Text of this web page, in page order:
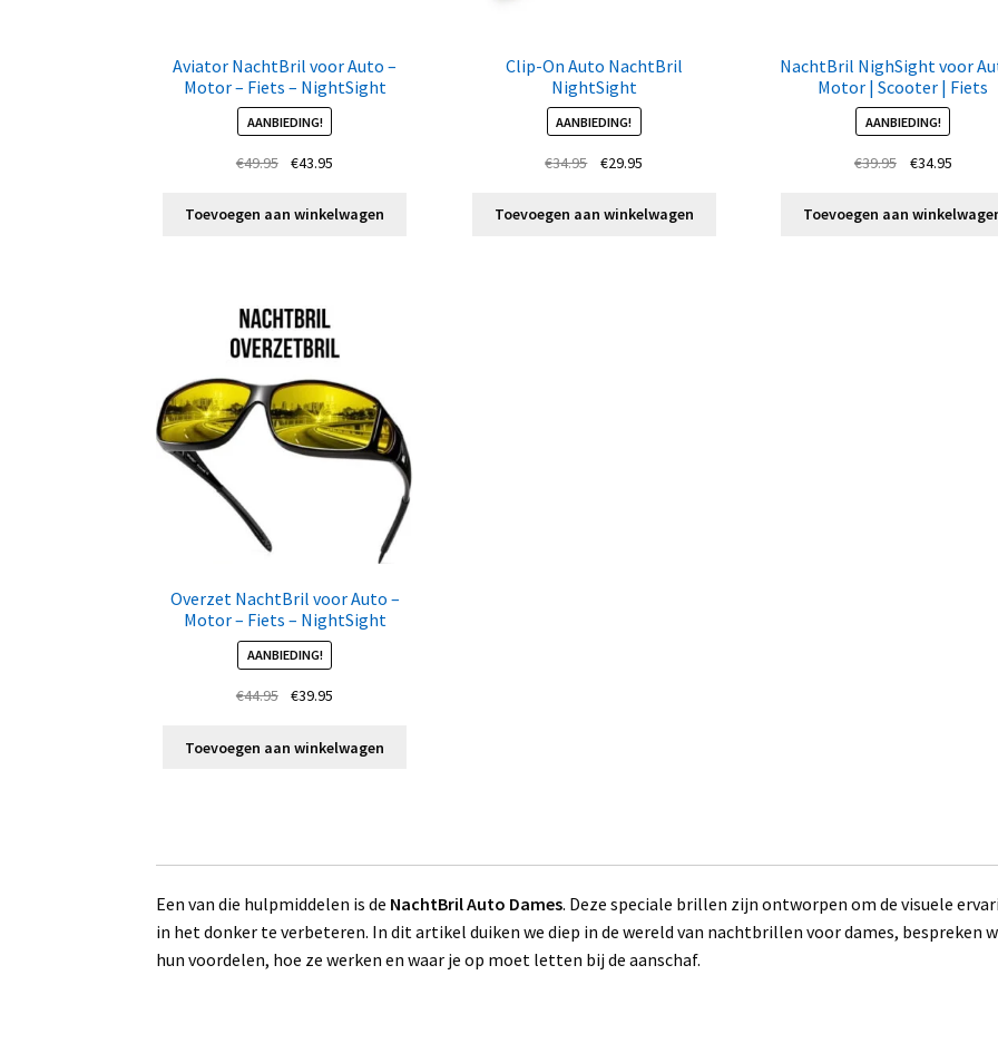
Aviator NachtBril voor Auto –
Motor – Fiets – NightSight
AANBIEDING!
€49.95
Oorspronkelijke
was:
€43.95
is:
Toevoegen aan winkelwagen
Clip-On Auto NachtBril
NightSight
AANBIEDING!
€34.95
Oorspronkelijke
was:
€29.95
is:
Toevoegen aan winkelwagen
NachtBril NighSight voor
Motor | Scooter | Fiets
AANBIEDING!
€39.95
Oorspronkelijke
was:
€34.95Huidige
is:
Toevoegen aan
Overzet NachtBril voor Auto –
Motor – Fiets – NightSight
AANBIEDING!
€44.95
Oorspronkelijke
was:
€39.95
is:
Toevoegen aan winkelwagen
Een van die hulpmiddelen is de NachtBril Auto Dames. Deze speciale brillen zijn ontworpen om de visuele
in het donker te verbeteren. In dit artikel duiken we diep in de wereld van nachtbrillen voor dames, bespreken
hun voordelen, hoe ze werken en waar je op moet letten bij de aanschaf.